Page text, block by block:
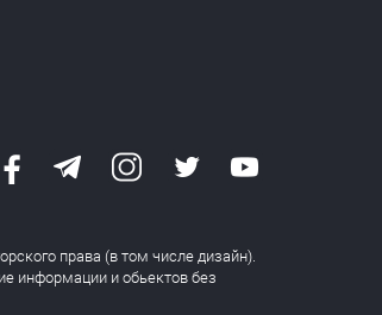
права (в том числе дизайн).
информации и обьектов без